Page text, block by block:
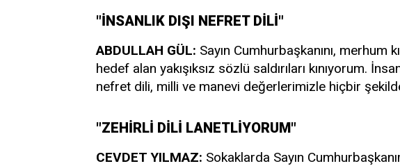
"İNSANLIK DIŞI NEFRET DİLİ"
ABDULLAH GÜL: Sayın Cumhurbaşkanını, merhum
hedef alan yakışıksız sözlü saldırıları kınıyorum.
nefret dili, milli ve manevi değerlerimizle hiçbir
"ZEHİRLİ DİLİ LANETLİYORUM"
CEVDET YILMAZ: Sokaklarda Sayın